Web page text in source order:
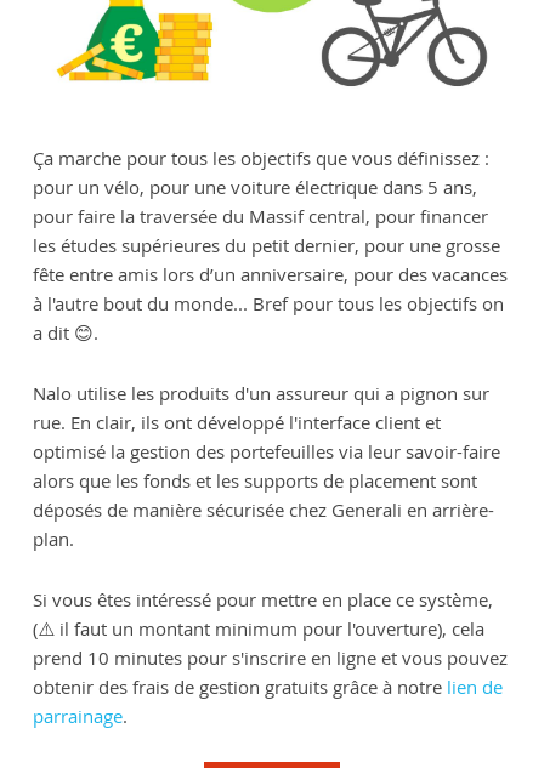
Ça marche pour tous les objectifs que vous définissez :
pour un vélo, pour une voiture électrique dans 5 ans,
pour faire la traversée du Massif central, pour financer
les études supérieures du petit dernier, pour une grosse
fête entre amis lors d’un anniversaire, pour des vacances
à l'autre bout du monde... Bref pour tous les objectifs on
a dit 😊.
Nalo utilise les produits d'un assureur qui a pignon sur
rue. En clair, ils ont développé l'interface client et
optimisé la gestion des portefeuilles via leur savoir-faire
alors que les fonds et les supports de placement sont
déposés de manière sécurisée chez Generali en arrière-
plan.
Si vous êtes intéressé pour mettre en place ce système,
(⚠️ il faut un montant minimum pour l'ouverture), cela
prend 10 minutes pour s'inscrire en ligne et vous pouvez
obtenir des frais de gestion gratuits grâce à notre lien de
parrainage.